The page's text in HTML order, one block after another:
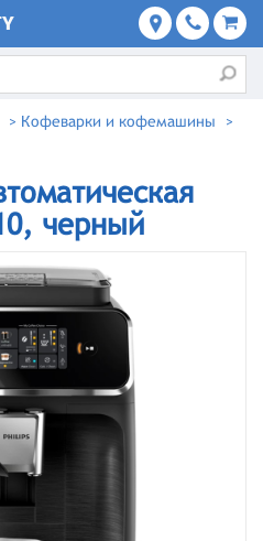
> Кофеварки и кофемашины
>
черный